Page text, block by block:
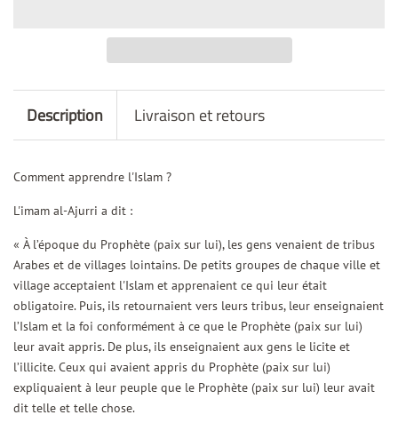
Description Livraison et retours
Comment apprendre l'Islam ?
L'imam al-Ajurri a dit :
« À l’époque du Prophète (paix sur lui), les gens venaient de tribus
Arabes et de villages lointains. De petits groupes de chaque ville et
village acceptaient l'Islam et apprenaient ce qui leur était
obligatoire. Puis, ils retournaient vers leurs tribus, leur enseignaient
l’Islam et la foi conformément à ce que le Prophète (paix sur lui)
leur avait appris. De plus, ils enseignaient aux gens le licite et
l’illicite. Ceux qui avaient appris du Prophète (paix sur lui)
expliquaient à leur peuple que le Prophète (paix sur lui) leur avait
dit telle et telle chose.